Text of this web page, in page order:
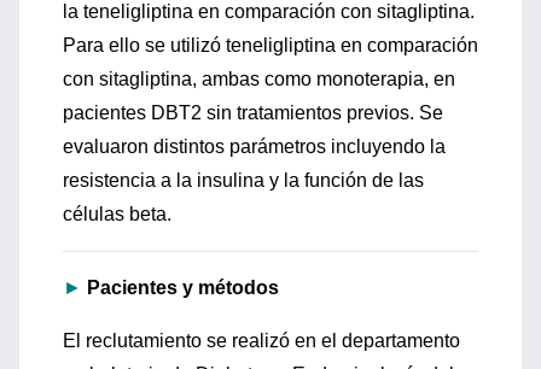
la teneligliptina en comparación con sitagliptina.
Para ello se utilizó teneligliptina en comparación
con sitagliptina, ambas como monoterapia, en
pacientes DBT2 sin tratamientos previos. Se
evaluaron distintos parámetros incluyendo la
resistencia a la insulina y la función de las
células beta.
► Pacientes y métodos
El reclutamiento se realizó en el departamento